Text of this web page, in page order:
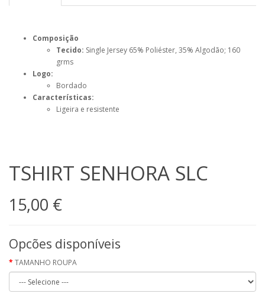
Composição
Tecido: Single Jersey 65% Poliéster, 35% Algodão; 160
grms
Logo:
Bordado
Características:
Ligeira e resistente
TSHIRT SENHORA SLC
15,00 €
Opcões disponíveis
TAMANHO ROUPA